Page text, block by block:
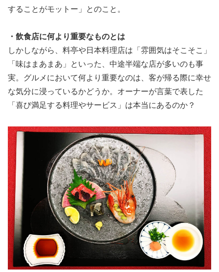
することがモットー」とのこと。
・飲食店に何より重要なものとは
しかしながら、料亭や日本料理店は「雰囲気はそこそこ」
「味はまあまあ」といった、中途半端な店が多いのも事
実。グルメにおいて何より重要なのは、客が帰る際に幸せ
な気分に浸っているかどうか。オーナーが言葉で表した
「喜び満足する料理やサービス」は本当にあるのか？